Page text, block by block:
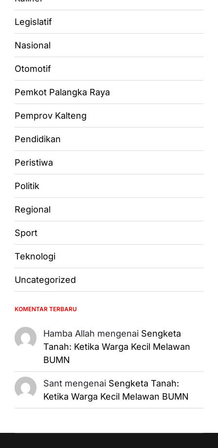
Legislatif
Nasional
Otomotif
Pemkot Palangka Raya
Pemprov Kalteng
Pendidikan
Peristiwa
Politik
Regional
Sport
Teknologi
Uncategorized
KOMENTAR TERBARU
Hamba Allah mengenai Sengketa
Tanah: Ketika Warga Kecil Melawan
BUMN
Santmengenai Sengketa Tanah:
Ketika Warga Kecil Melawan BUMN